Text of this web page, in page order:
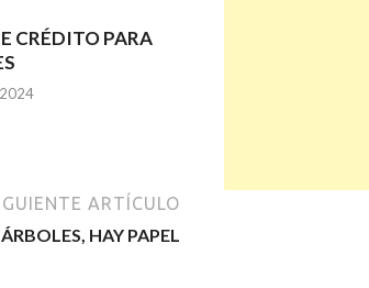
CRÉDITO PARA
ARTÍCULO
HAY PAPEL